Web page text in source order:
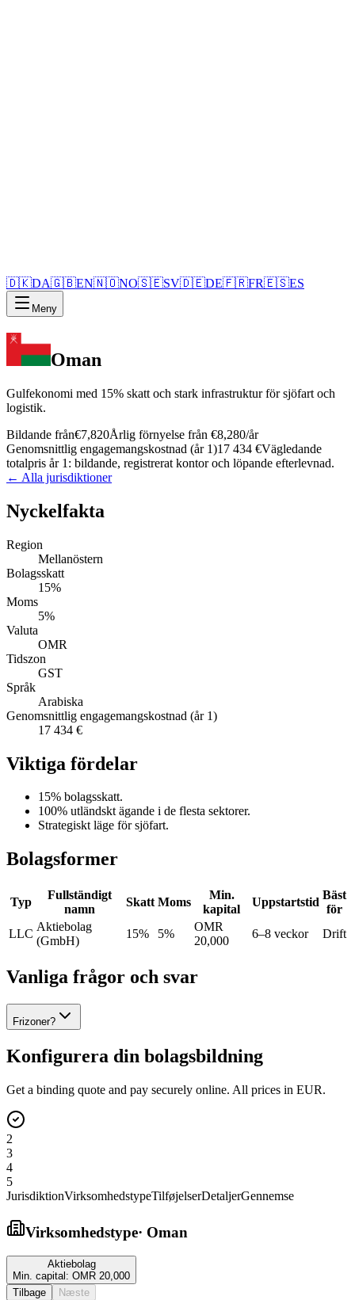
🇩🇰DA🇬🇧EN🇳🇴NO🇸🇪SV🇩🇪DE🇫🇷FR🇪🇸ES
Meny
Oman
Gulfekonomi med 15% skatt och stark infrastruktur för sjöfart och
logistik.
Bildande från€7,820Årlig förnyelse från €8,280/år
Genomsnittlig engagemangskostnad (år 1)17 434 €Vägledande
totalpris år 1: bildande, registrerat kontor och löpande efterlevnad.
← Alla jurisdiktioner
Nyckelfakta
Region
Mellanöstern
Bolagsskatt
15%
Moms
5%
Valuta
OMR
Tidszon
GST
Språk
Arabiska
Genomsnittlig engagemangskostnad (år 1)
17 434 €
Viktiga fördelar
15% bolagsskatt.
100% utländskt ägande i de flesta sektorer.
Strategiskt läge för sjöfart.
Bolagsformer
Typ
Fullständigt
namn
Skatt Moms
Min.
kapital
Uppstartstid
Bäst
för
LLC
Aktiebolag
(GmbH)
15% 5%
OMR
20,000
6–8 veckor Drift
Vanliga frågor och svar
Frizoner?
Konfigurera din bolagsbildning
Get a binding quote and pay securely online. All prices in EUR.
2
3
4
5
JurisdiktionVirksomhedstypeTilføjelserDetaljerGennemse
Virksomhedstype· Oman
Aktiebolag
Min. capital: OMR 20,000
Tilbage
Næste